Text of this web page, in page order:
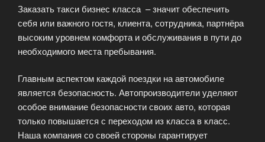
Заказать такси бизнес класса – значит обеспечить
себя или важного гостя, клиента, сотрудника, партнёра
высоким уровнем комфорта и обслуживания в пути до
необходимого места пребывания.
Главным аспектом каждой поездки на автомобиле
является безопасность. Автопроизводители уделяют
особое внимание безопасности своих авто, которая
только повышается с переходом из класса в класс.
Наша компания со своей стороны гарантирует